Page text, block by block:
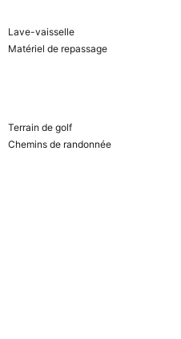
Lave-vaisselle
Matériel de repassage
Terrain de golf
Chemins de randonnée